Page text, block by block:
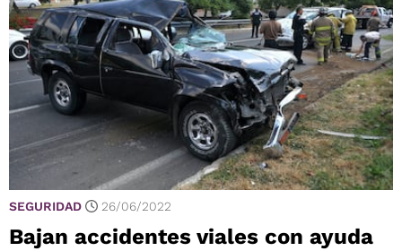
SEGURIDAD 26/06/2022
Bajan accidentes viales con ayuda